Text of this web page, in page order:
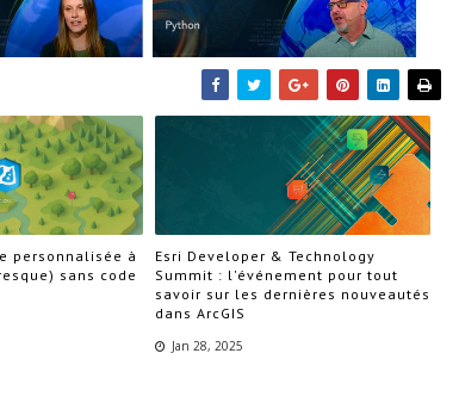
personnalisée à
sans code
Esri Developer & Technology
Summit : l'événement pour tout
savoir sur les dernières nouveautés
dans ArcGIS
Jan 28, 2025